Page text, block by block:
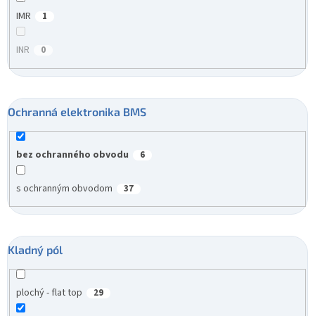
IMR 1
INR 0
Ochranná elektronika BMS
bez ochranného obvodu 6
s ochranným obvodom 37
Kladný pól
plochý - flat top 29